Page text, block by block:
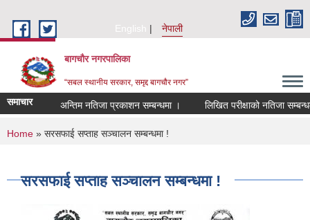
English
नेपाली
बागचौर नगरपालिका
“सबल स्थानीय सरकार, समृद्द बागचौर नगर”
समाचार अन्तिम नतिजा प्रकाशन सम्बन्धमा । लिखित परीक्षाको नतिजा
You are here
Home » सरसफाई सप्ताह सञ्चालन सम्बन्धमा !
सरसफाई सप्ताह सञ्चालन सम्बन्धमा !